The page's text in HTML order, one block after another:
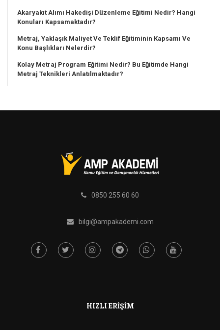
Akaryakıt Alımı Hakedişi Düzenleme Eğitimi Nedir? Hangi
Konuları Kapsamaktadır?
Metraj, Yaklaşık Maliyet Ve Teklif Eğitiminin Kapsamı Ve
Konu Başlıkları Nelerdir?
Kolay Metraj Program Eğitimi Nedir? Bu Eğitimde Hangi
Metraj Teknikleri Anlatılmaktadır?
0850 255 60 60
bilgi@ampakademi.com
HIZLI ERIŞIM